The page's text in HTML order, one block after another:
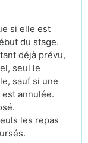
si elle est
du stage.
déjà prévu,
seul le
sauf si une
est annulée.
les repas